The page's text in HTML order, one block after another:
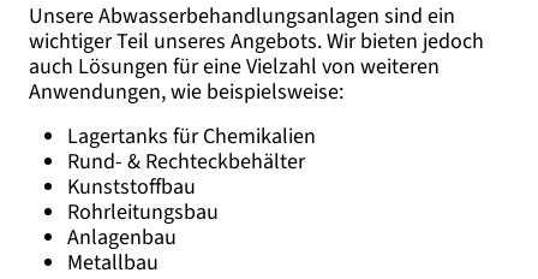
Unsere Abwasserbehandlungsanlagen sind ein
wichtiger Teil unseres Angebots. Wir bieten jedoch
auch Lösungen für eine Vielzahl von weiteren
Anwendungen, wie beispielsweise:
Lagertanks für Chemikalien
Rund- & Rechteckbehälter
Kunststoffbau
Rohrleitungsbau
Anlagenbau
Metallbau